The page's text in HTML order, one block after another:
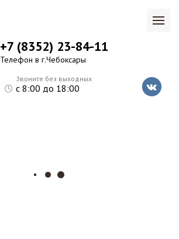
Звоните без выходных
с 8:00 до 18:00
+7 (8352) 23-84-11
Телефон в г.Чебоксары